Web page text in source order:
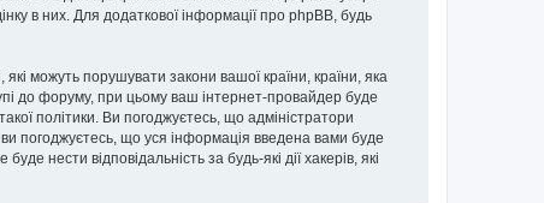
в них. Для додаткової інформації про phpBB, будь
можуть порушувати закони вашої країни, країни, яка
до форуму, при цьому ваш інтернет-провайдер буде
політики. Ви погоджуєтесь, що адміністратори
погоджуєтесь, що уся інформація введена вами буде
нести відповідальність за будь-які дії хакерів, які